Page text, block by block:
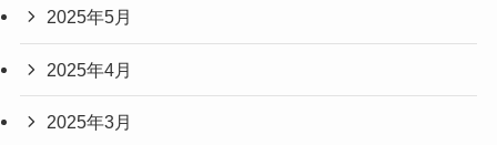
2025年5月
2025年4月
2025年3月